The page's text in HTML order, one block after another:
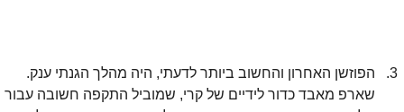
הפוזשן האחרון והחשוב ביותר לדעתי, היה מהלך הגנתי ענק.
שארפ מאבד כדור לידיים של קרי, שמוביל התקפה חשובה עבור